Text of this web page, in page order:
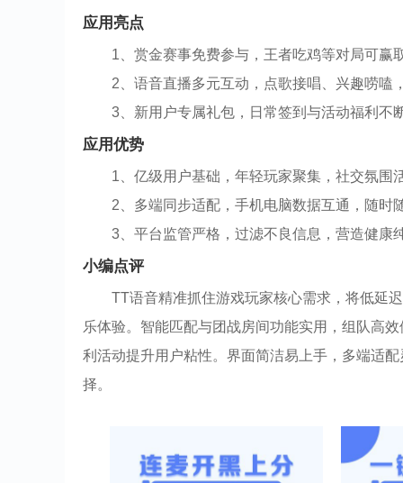
应用亮点
1、赏金赛事免费参与，王者吃鸡等对局可赢
2、语音直播多元互动，点歌接唱、兴趣唠嗑
3、新用户专属礼包，日常签到与活动福利不
应用优势
1、亿级用户基础，年轻玩家聚集，社交氛围
2、多端同步适配，手机电脑数据互通，随时
3、平台监管严格，过滤不良信息，营造健康
小编点评
TT语音精准抓住游戏玩家核心需求，将低延
乐体验。智能匹配与团战房间功能实用，组队高
利活动提升用户粘性。界面简洁易上手，多端适
择。